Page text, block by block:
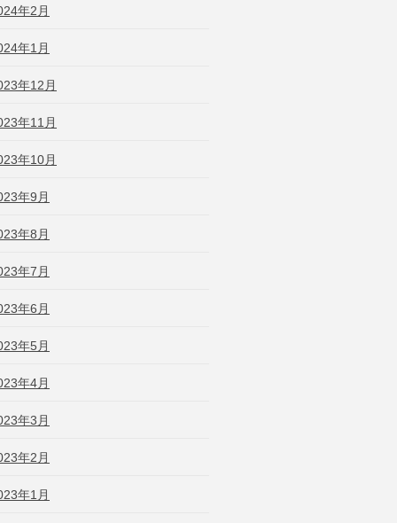
年2月
年1月
年12月
年11月
年10月
年9月
年8月
年7月
年6月
年5月
年4月
年3月
年2月
年1月